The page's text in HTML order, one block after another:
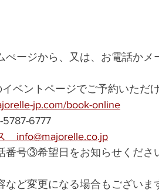
ぺージから、又は、お電話かメ
ベントページでご予約いただけ
jp.com/book-online
5787-6777
　info@majorelle.co.jp
号③希望日をお知らせくださ
など変更になる場合もござい